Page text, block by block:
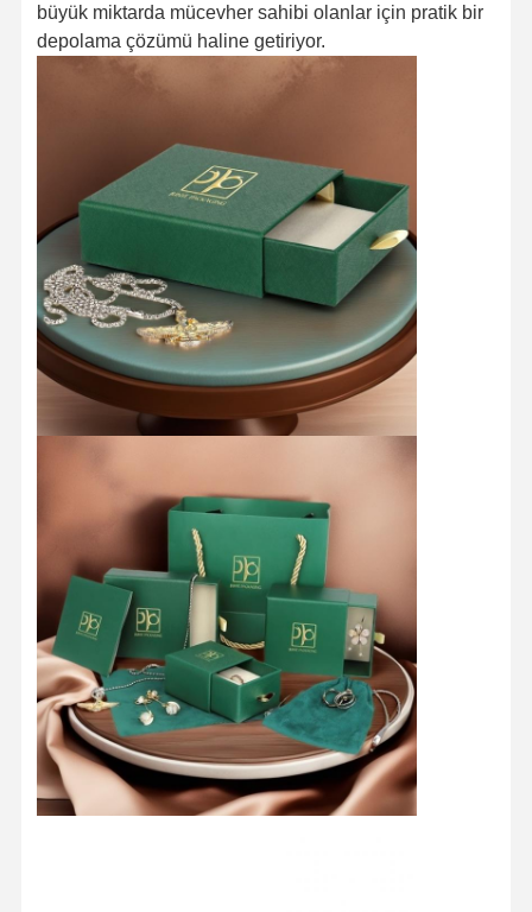
büyük miktarda mücevher sahibi olanlar için pratik bir
depolama çözümü haline getiriyor.